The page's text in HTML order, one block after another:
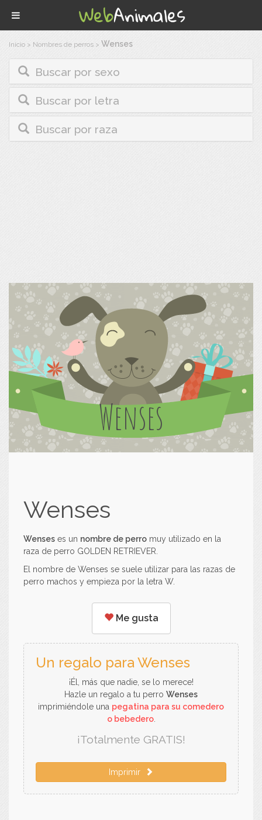
Inicio > Nombres de perros > Wenses
Buscar por sexo
Buscar por letra
Buscar por raza
Wenses
Wenses
Wenses es un nombre de perro muy utilizado en la
raza de perro GOLDEN RETRIEVER.
El nombre de Wenses se suele utilizar para las razas de
perro machos y empieza por la letra W.
Me gusta
Un regalo para Wenses
¡Él, más que nadie, se lo merece!
Hazle un regalo a tu perro Wenses
imprimiéndole una pegatina para su comedero
o bebedero.
¡Totalmente GRATIS!
Imprimir